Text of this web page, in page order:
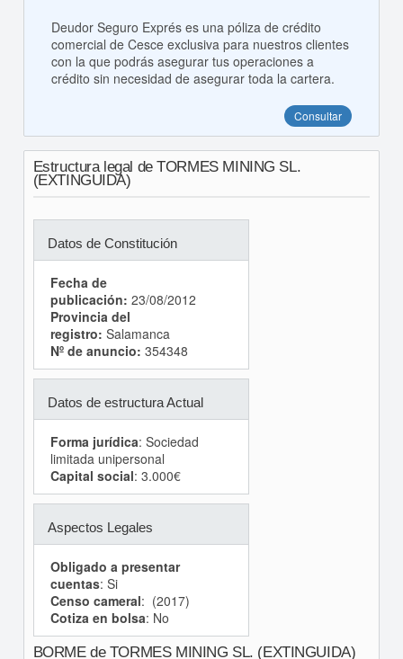
Deudor Seguro Exprés es una póliza de crédito
comercial de Cesce exclusiva para nuestros clientes
con la que podrás asegurar tus operaciones a
crédito sin necesidad de asegurar toda la cartera.
Consultar
Estructura legal de TORMES MINING SL.
(EXTINGUIDA)
Datos de Constitución
Fecha de
publicación: 23/08/2012
Provincia del
registro: Salamanca
Nº de anuncio: 354348
Datos de estructura Actual
Forma jurídica: Sociedad
limitada unipersonal
Capital social: 3.000€
Aspectos Legales
Obligado a presentar
cuentas: Si
Censo cameral: (2017)
Cotiza en bolsa: No
BORME de TORMES MINING SL. (EXTINGUIDA)